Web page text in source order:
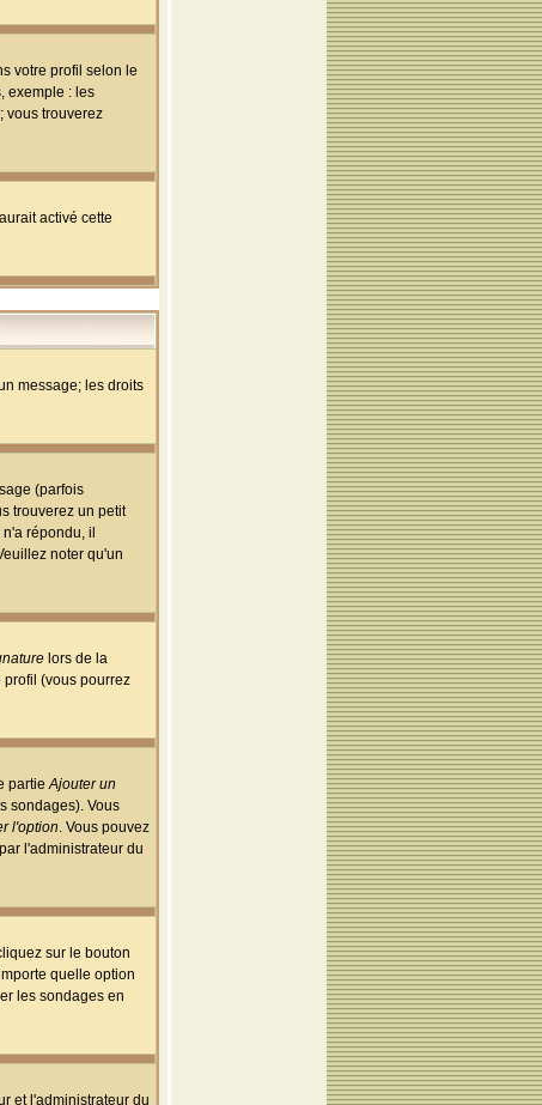
votre profil selon le
exemple : les
vous trouverez
activé cette
message; les droits
(parfois
trouverez un petit
répondu, il
noter qu'un
lors de la
profil (vous pourrez
partieAjouter un
sondages). Vous
l'option. Vous pouvez
l'administrateur du
sur le bouton
quelle option
les sondages en
et l'administrateur du